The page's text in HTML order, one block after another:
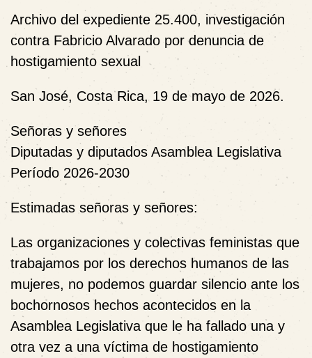
Archivo del expediente 25.400, investigación
contra Fabricio Alvarado por denuncia de
hostigamiento sexual
San José, Costa Rica, 19 de mayo de 2026.
Señoras y señores
Diputadas y diputados Asamblea Legislativa
Período 2026-2030
Estimadas señoras y señores:
Las organizaciones y colectivas feministas que
trabajamos por los derechos humanos de las
mujeres, no podemos guardar silencio ante los
bochornosos hechos acontecidos en la
Asamblea Legislativa que le ha fallado una y
otra vez a una víctima de hostigamiento